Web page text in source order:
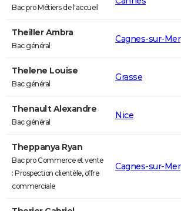
Bac pro Métiers de l'accueil
Theiller Ambra
Bac général
Cagnes-sur-Mer
Thelene Louise
Bac général
Grasse
Thenault Alexandre
Bac général
Nice
Theppanya Ryan
Bac pro Commerce et vente
: Prospection clientèle, offre
commerciale
Cagnes-sur-Mer